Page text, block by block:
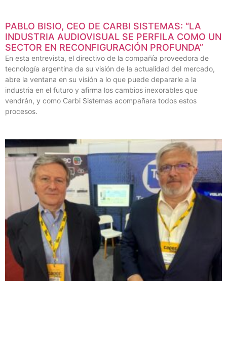
PABLO BISIO, CEO DE CARBI SISTEMAS: “LA
INDUSTRIA AUDIOVISUAL SE PERFILA COMO UN
SECTOR EN RECONFIGURACIÓN PROFUNDA”
En esta entrevista, el directivo de la compañía proveedora de
tecnología argentina da su visión de la actualidad del mercado,
abre la ventana en su visión a lo que puede depararle a la
industria en el futuro y afirma los cambios inexorables que
vendrán, y como Carbi Sistemas acompañara todos estos
procesos.